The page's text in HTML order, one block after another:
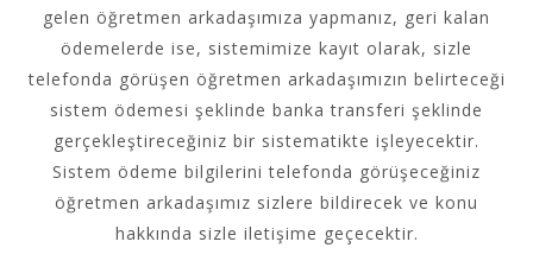
gelen öğretmen arkadaşımıza yapmanız, geri kalan
ödemelerde ise, sistemimize kayıt olarak, sizle
telefonda görüşen öğretmen arkadaşımızın belirteceği
sistem ödemesi şeklinde banka transferi şeklinde
gerçekleştireceğiniz bir sistematikte işleyecektir.
Sistem ödeme bilgilerini telefonda görüşeceğiniz
öğretmen arkadaşımız sizlere bildirecek ve konu
hakkında sizle iletişime geçecektir.